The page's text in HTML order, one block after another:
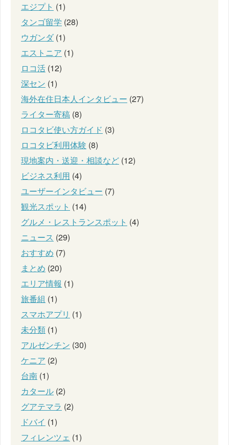
エジプト (1)
タンゴ留学 (28)
ウガンダ(1)
エストニア (1)
ロコ活 (12)
深セン (1)
海外在住日本人インタビュー (27)
ライター寄稿 (8)
ロコタビ使い方ガイド (3)
ロコタビ利用体験 (8)
現地案内・送迎・相談など (12)
ビジネス利用 (4)
ユーザーインタビュー (7)
観光スポット (14)
グルメ・レストランスポット (4)
ニュース (29)
おすすめ (7)
まとめ (20)
エリア情報 (1)
旅番組 (1)
スマホアプリ (1)
未分類 (1)
アルゼンチン (30)
ケニア (2)
台南 (1)
カタール (2)
グアテマラ (2)
ドバイ (1)
フィレンツェ (1)